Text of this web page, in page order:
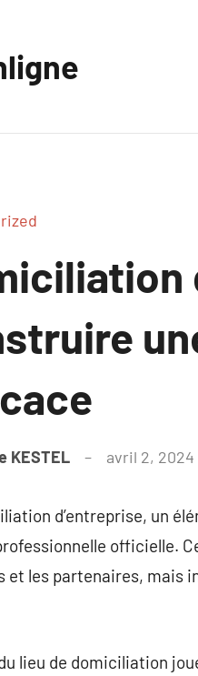
KESTEL avril 2, 2024
d’entreprise, un
officielle.
et les partenaires, mais
lieu de domiciliation